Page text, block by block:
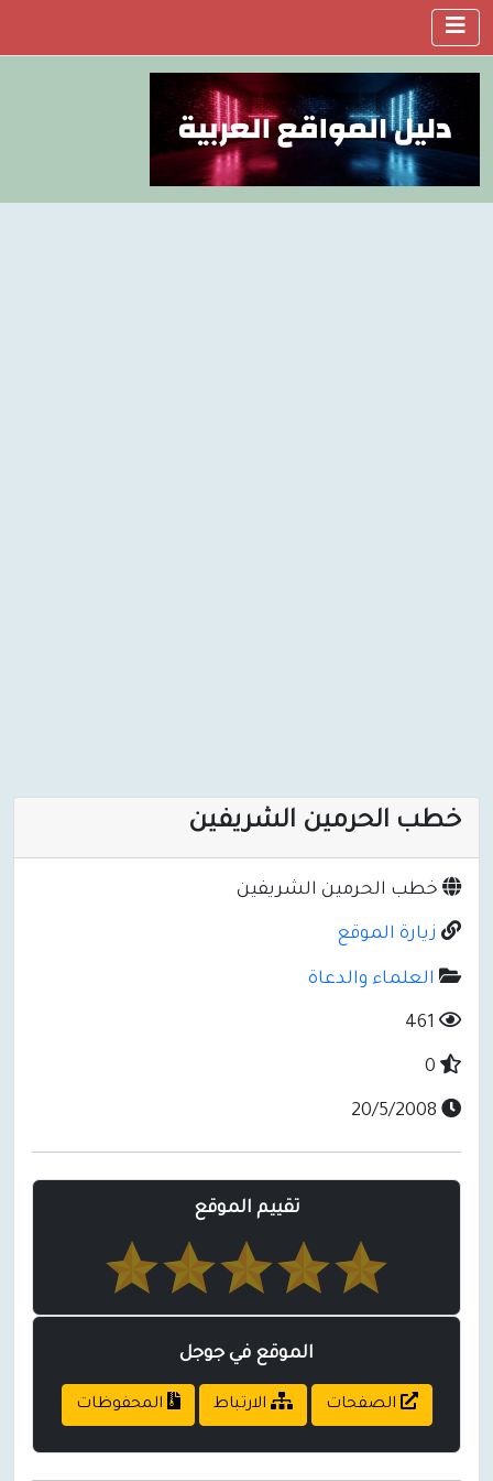
خطب الحرمين الشريفين
خطب الحرمين الشريفين
زيارة الموقع
العلماء والدعاة
تقييم الموقع
الموقع في جوجل
الصفحات الارتباط المحفوظات